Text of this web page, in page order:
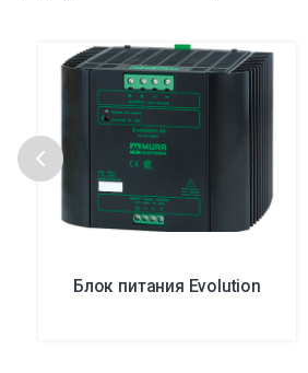
Блок питания Evolution